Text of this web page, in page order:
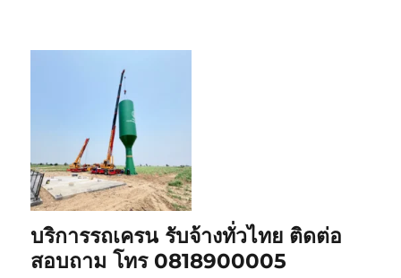
บริการรถเครน รับจ้างทั่วไทย ติดต่อ
สอบถาม โทร 0818900005